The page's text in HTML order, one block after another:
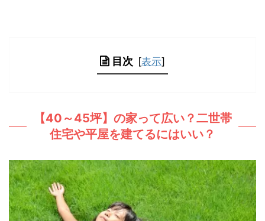
目次 [表示]
【40～45坪】の家って広い？二世帯
住宅や平屋を建てるにはいい？